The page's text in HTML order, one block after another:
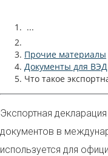
...
Прочие материалы
Документы для ВЭД
Что такое
Экспортная
документов в
используется для